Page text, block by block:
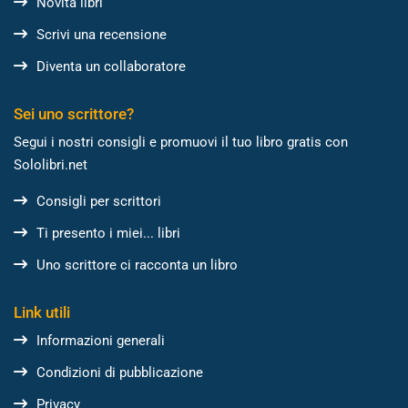
Scrivi una recensione
Diventa un collaboratore
Sei uno scrittore?
Segui i nostri consigli e promuovi il tuo libro gratis con
Sololibri.net
Consigli per scrittori
Ti presento i miei... libri
Uno scrittore ci racconta un libro
Link utili
Informazioni generali
Condizioni di pubblicazione
Privacy